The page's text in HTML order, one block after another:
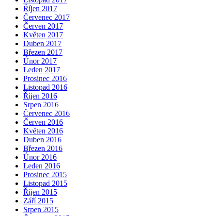
Říjen 2017
Červenec 2017
Červen 2017
Květen 2017
Duben 2017
Březen 2017
Únor 2017
Leden 2017
Prosinec 2016
Listopad 2016
Říjen 2016
Srpen 2016
Červenec 2016
Červen 2016
Květen 2016
Duben 2016
Březen 2016
Únor 2016
Leden 2016
Prosinec 2015
Listopad 2015
Říjen 2015
Září 2015
Srpen 2015